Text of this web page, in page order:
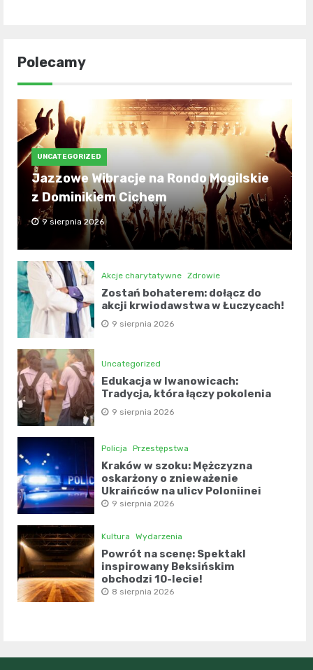
Polecamy
UNCATEGORIZED
Jazzowe Wibracje na Rondo Mogilskie
z Dominikiem Cichem
9 sierpnia 2026
Akcje charytatywne Zdrowie
Zostań bohaterem: dołącz do
akcji krwiodawstwa w Łuczycach!
9 sierpnia 2026
Uncategorized
Edukacja w Iwanowicach:
Tradycja, która łączy pokolenia
9 sierpnia 2026
Policja Przestępstwa
Kraków w szoku: Mężczyzna
oskarżony o znieważenie
Ukraińców na ulicy Polonijnej
9 sierpnia 2026
Kultura Wydarzenia
Powrót na scenę: Spektakl
inspirowany Beksińskim
obchodzi 10-lecie!
8 sierpnia 2026